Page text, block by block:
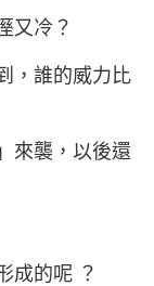
又冷？
，誰的威力比
來襲，以後還
成的呢 ？